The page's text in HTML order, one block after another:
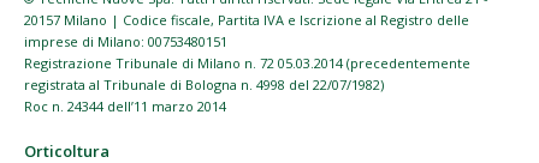
20157 Milano | Codice fiscale, Partita IVA e Iscrizione al Registro delle
imprese di Milano: 00753480151
Registrazione Tribunale di Milano n. 72 05.03.2014 (precedentemente
registrata al Tribunale di Bologna n. 4998 del 22/07/1982)
Roc n. 24344 dell’11 marzo 2014
Orticoltura